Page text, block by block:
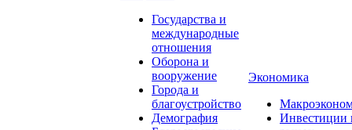
Государства и
международные
отношения
Оборона и
вооружение
Города и
благоустройство
Демография
Экономика
Инвестиции